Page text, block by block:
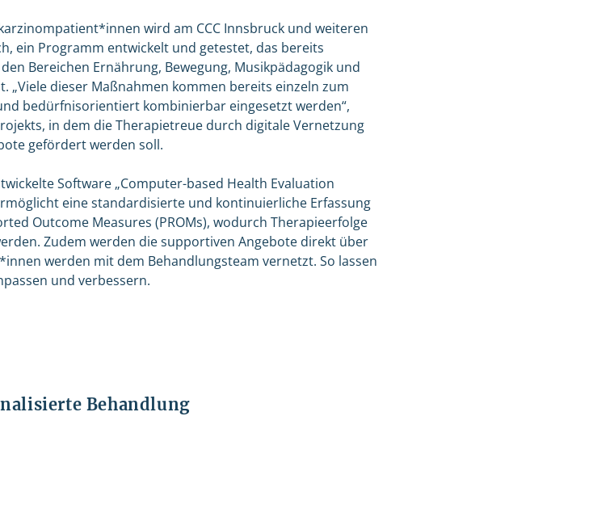
wird am CCC Innsbruck und weiteren
ein Programm entwickelt und getestet, das bereits
Bereichen Ernährung, Bewegung, Musikpädagogik und
„Viele dieser Maßnahmen kommen bereits einzeln zum
bedürfnisorientiert kombinierbar eingesetzt werden“,
in dem die Therapietreue durch digitale Vernetzung
gefördert werden soll.
Software „Computer-based Health Evaluation
eine standardisierte und kontinuierliche Erfassung
Outcome Measures (PROMs), wodurch Therapieerfolge
Zudem werden die supportiven Angebote direkt über
werden mit dem Behandlungsteam vernetzt. So lassen
und verbessern.
Behandlung